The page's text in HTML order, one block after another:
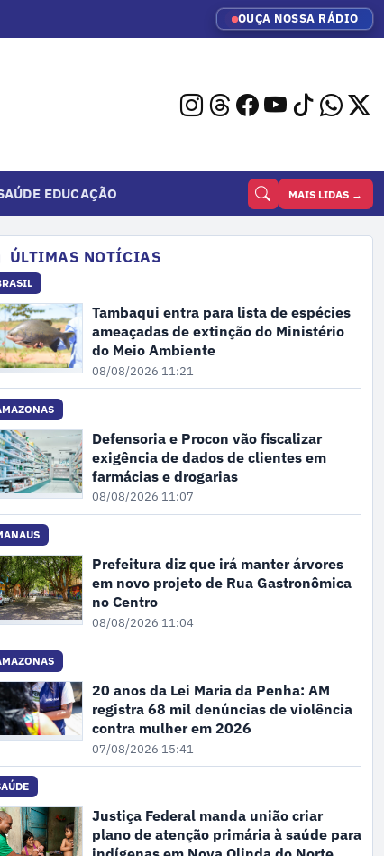
OUÇA NOSSA RÁDIO
EDUCAÇÃO MAIS LIDAS →
ÚLTIMAS NOTÍCIAS
Tambaqui entra para lista de espécies
ameaçadas de extinção do Ministério
do Meio Ambiente
08/08/2026 11:21
Defensoria e Procon vão fiscalizar
exigência de dados de clientes em
farmácias e drogarias
08/08/2026 11:07
Prefeitura diz que irá manter árvores
em novo projeto de Rua Gastronômica
no Centro
08/08/2026 11:04
20 anos da Lei Maria da Penha: AM
registra 68 mil denúncias de violência
contra mulher em 2026
07/08/2026 15:41
Justiça Federal manda união criar
plano de atenção primária à saúde para